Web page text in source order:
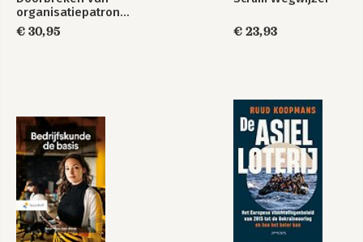
De enkelvoudige aanpakken
Diagonale veranderaanpakken
7 De Change Case
8 De Change Case - vervolg
Literatuur
Register
Over de auteurs
organisatiepatronen
€ 30,95
€ 23,93